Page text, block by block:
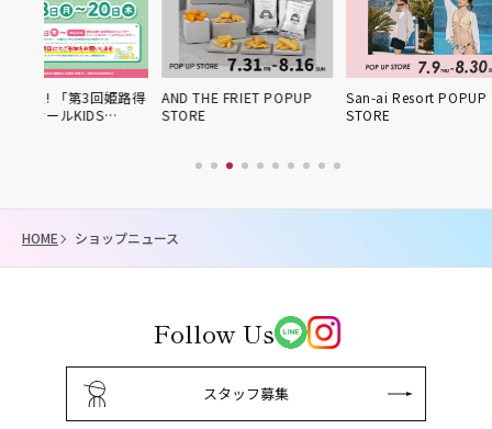
3回姫路得
AND THE FRIET POPUP
STORE
San-ai Resort POPUP
【7/
HOME ショップニュース
Follow Us
スタッフ募集